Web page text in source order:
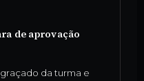
de aprovação
da turma e